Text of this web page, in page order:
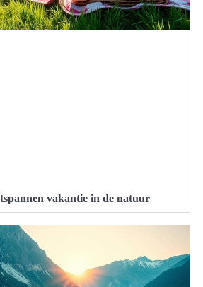
vakantie in de natuur